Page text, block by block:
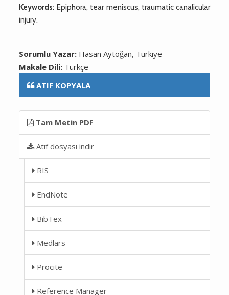
Keywords: Epiphora, tear meniscus, traumatic canalicular
injury.
Sorumlu Yazar: Hasan Aytoğan, Türkiye
Makale Dili: Türkçe
ATIF KOPYALA
Tam Metin PDF
Atıf dosyası indir
RIS
EndNote
BibTex
Medlars
Procite
Reference Manager